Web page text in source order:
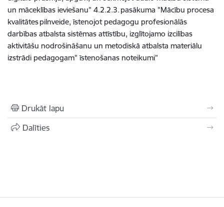
un māceklības ieviešanu" 4.2.2.3. pasākuma "Mācību procesa
kvalitātes pilnveide, īstenojot pedagogu profesionālās
darbības atbalsta sistēmas attīstību, izglītojamo izcilības
aktivitāšu nodrošināšanu un metodiskā atbalsta materiālu
izstrādi pedagogam" īstenošanas noteikumi”
Drukāt lapu
Dalīties